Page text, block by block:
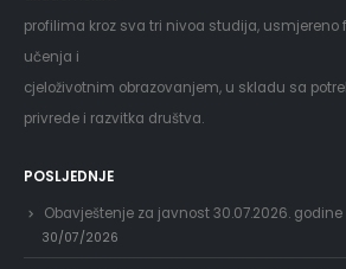
profilima kroz sva tri nivoa studija,
učenja i
cjeloživotnim obrazovanjem, u skladu sa
privrede i razvitka društva.
POSLJEDNJE
Obavještenje za javnost 30.07.2026. godine
30/07/2026